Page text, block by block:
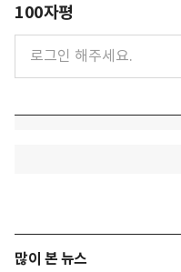
100자평
많이 본 뉴스